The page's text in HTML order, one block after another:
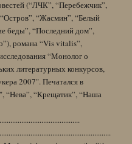
(“ЛЧК”, “Перебежчик”,
“Жасмин”, “Белый
беды”, “Последний дом”,
романа “Vis vitalis”,
“Монолог о
литературных конкурсов,
2007". Печатался в
“Нева”, “Крещатик”, “Наша